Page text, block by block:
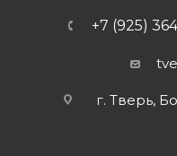
+7 (925)
г. Тверь,